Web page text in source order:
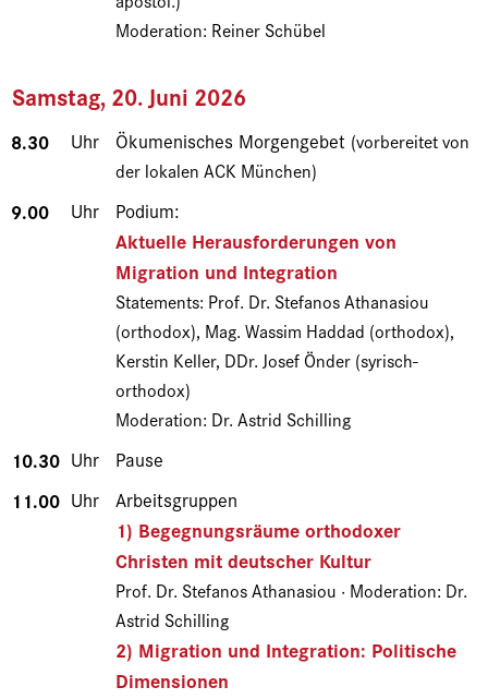
Moderation: Reiner Schübel
Samstag, 20. Juni 2026
8.30 Uhr Ökumenisches Morgengebet (vorbereitet von
der lokalen ACK München)
9.00 Uhr Podium:
Aktuelle Herausforderungen von
Migration und Integration
Statements: Prof. Dr. Stefanos Athanasiou
(orthodox), Mag. Wassim Haddad (orthodox),
Kerstin Keller, DDr. Josef Önder (syrisch-
orthodox)
Moderation: Dr. Astrid Schilling
10.30 Uhr Pause
11.00 Uhr Arbeitsgruppen
1) Begegnungsräume orthodoxer
Christen mit deutscher Kultur
Prof. Dr. Stefanos Athanasiou · Moderation: Dr.
Astrid Schilling
2) Migration und Integration: Politische
Dimensionen